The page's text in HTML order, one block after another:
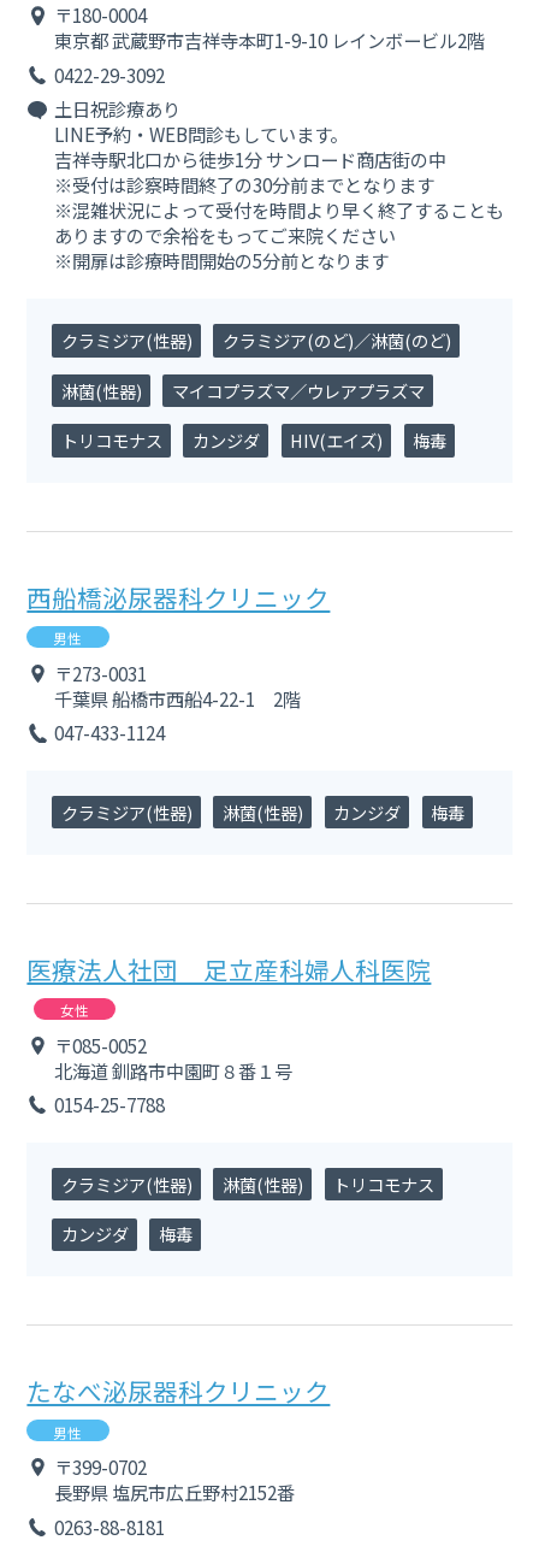
〒180-0004
東京都武蔵野市吉祥寺本町1-9-10 レインボービル2階
0422-29-3092
土日祝診療あり
LINE予約・WEB問診もしています。
吉祥寺駅北口から徒歩1分 サンロード商店街の中
※受付は診察時間終了の30分前までとなります
※混雑状況によって受付を時間より早く終了することも
ありますので余裕をもってご来院ください
※開扉は診療時間開始の5分前となります
クラミジア(性器)
クラミジア(のど)／淋菌(のど)
淋菌(性器)
マイコプラズマ／ウレアプラズマ
トリコモナス
カンジダ HIV(エイズ) 梅毒
西船橋泌尿器科クリニック
男性
〒273-0031
千葉県船橋市西船4-22-1 2階
047-433-1124
クラミジア(性器) 淋菌(性器) カンジダ 梅毒
医療法人社団 足立産科婦人科医院
女性
〒085-0052
北海道釧路市中園町８番１号
0154-25-7788
クラミジア(性器) 淋菌(性器)
トリコモナス
カンジダ
梅毒
たなべ泌尿器科クリニック
男性
〒399-0702
長野県塩尻市広丘野村2152番
0263-88-8181